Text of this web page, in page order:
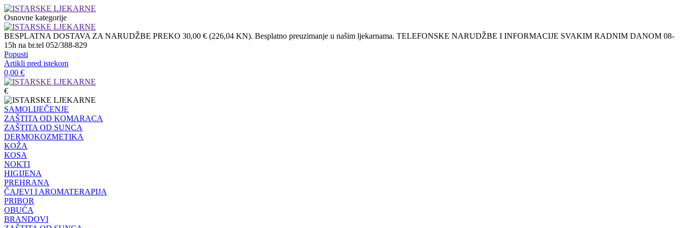
Osnovne kategorije
BESPLATNA DOSTAVA ZA NARUDŽBE PREKO 30,00 € (226,04 KN). Besplatno preuzimanje u našim ljekarnama. TELEFONSKE NARUDŽBE I INFORMACIJE SVAKIM RADNIM DANOM 08-
15h na br.tel 052/388-829
Popusti
Artikli pred istekom
0,00 €
€
SAMOLIJEČENJE
ZAŠTITA OD KOMARACA
ZAŠTITA OD SUNCA
DERMOKOZMETIKA
KOŽA
KOSA
NOKTI
HIGIJENA
PREHRANA
ČAJEVI I AROMATERAPIJA
PRIBOR
OBUĆA
BRANDOVI